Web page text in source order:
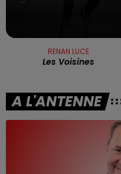
RENAN LUCE
Les Voisines
A L'ANTENNE